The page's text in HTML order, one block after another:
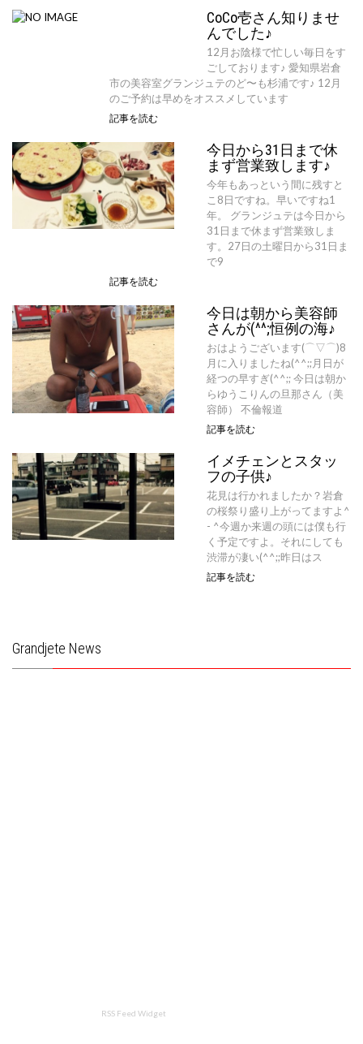
CoCo壱さん知りませ
んでした♪
12月お陰様で忙しい毎日をす
ごしております♪ 愛知県岩倉
市の美容室グランジュテのど〜も杉浦です♪ 12月
のご予約は早めをオススメしています
記事を読む
今日から31日まで休
まず営業致します♪
今年もあっという間に残すと
こ8日ですね。早いですね1
年。 グランジュテは今日から
31日まで休まず営業致しま
す。27日の土曜日から31日ま
で9
記事を読む
今日は朝から美容師
さんが(^^;恒例の海♪
おはようございます(⌒▽⌒)8
月に入りましたね(^^;;月日が
経つの早すぎ(^^;; 今日は朝か
らゆうこりんの旦那さん（美
容師） 不倫報道
記事を読む
イメチェンとスタッ
フの子供♪
花見は行かれましたか？岩倉
の桜祭り盛り上がってますよ^
- ^今週か来週の頭には僕も行
く予定ですよ。それにしても
渋滞が凄い(^^;;昨日はス
記事を読む
Grandjete News
RSS Feed Widget